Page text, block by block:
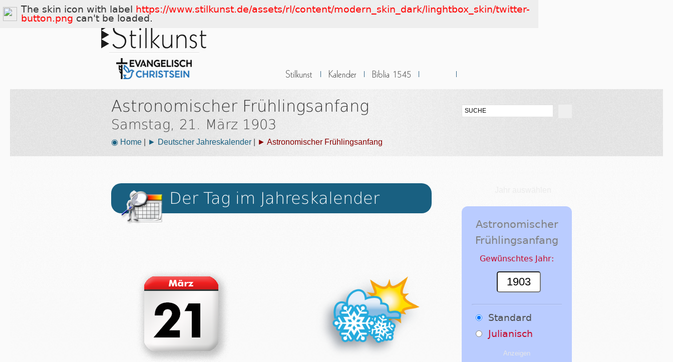
Astronomischer Frühlingsanfang
Samstag, 21. März 1903
◉ Home ► Deutscher Jahreskalender ► Astronomischer Frühlingsanfang
Der Tag im Jahreskalender
Astronomischer
Frühlingsanfang
Gewünschtes Jahr:
Standard
Julianisch
The skin icon with label
https://www.stilkunst.de/assets/rl/content/modern_skin_dark/linghtbox_skin/twitter-
button.png can't be loaded.